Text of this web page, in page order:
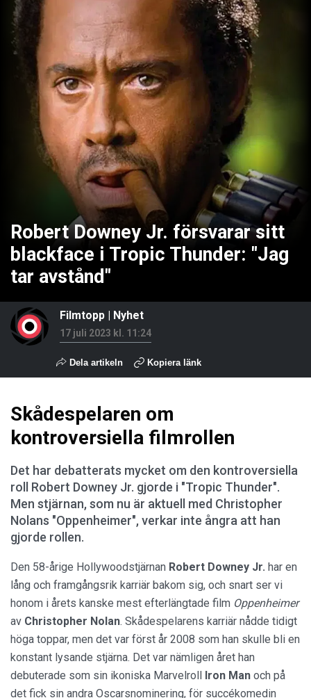
Robert Downey Jr. försvarar sitt
blackface i Tropic Thunder: "Jag
tar avstånd"
Filmtopp Nyhet
17 juli 2023 kl. 11:24
Dela artikeln Kopiera länk
Skådespelaren om
kontroversiella filmrollen
Det har debatterats mycket om den kontroversiella
roll Robert Downey Jr. gjorde i "Tropic Thunder".
Men stjärnan, som nu är aktuell med Christopher
Nolans "Oppenheimer", verkar inte ångra att han
gjorde rollen.
Den 58-årige Hollywoodstjärnan Robert Downey Jr. har en
lång och framgångsrik karriär bakom sig, och snart ser vi
honom i årets kanske mest efterlängtade film Oppenheimer
av Christopher Nolan. Skådespelarens karriär nådde tidigt
höga toppar, men det var först år 2008 som han skulle bli en
konstant lysande stjärna. Det var nämligen året han
debuterade som sin ikoniska Marvelroll
Iron Man och på
det fick sin andra Oscarsnominering, för succékomedin